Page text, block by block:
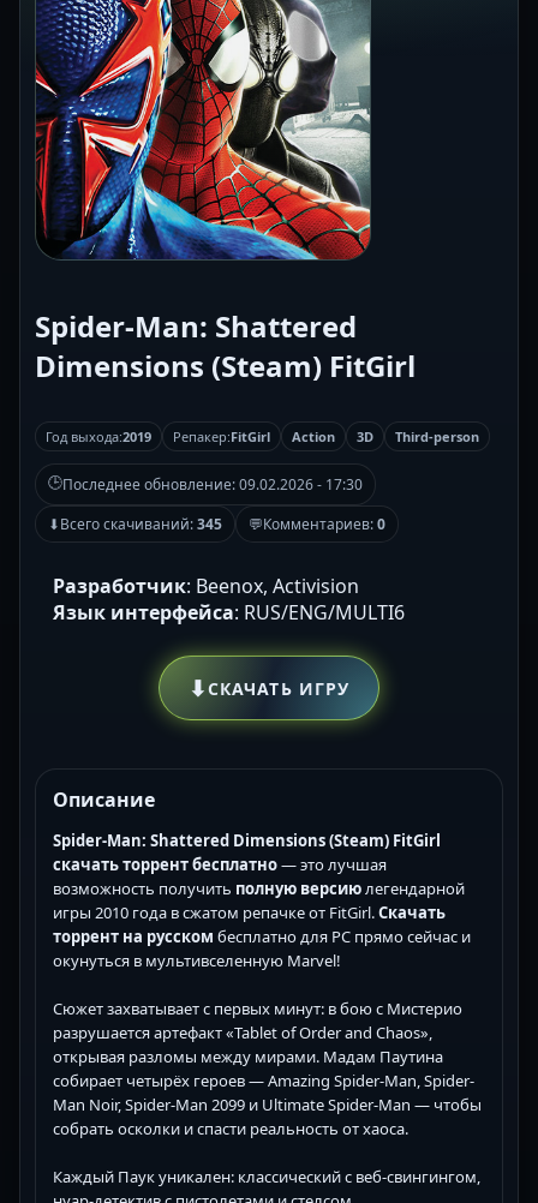
Spider-Man: Shattered
Dimensions (Steam) FitGirl
Год выхода:2019 Репакер:FitGirl Action 3D Third-person
🕒Последнее обновление:09.02.2026 - 17:30
⬇Всего скачиваний:345 💬Комментариев:0
Разработчик: Beenox, Activision
Язык интерфейса: RUS/ENG/MULTI6
⬇СКАЧАТЬ ИГРУ
Описание
Spider-Man: Shattered Dimensions (Steam) FitGirl
скачать торрент бесплатно— это лучшая
возможность получить полную версиюлегендарной
игры 2010 года в сжатом репачке от FitGirl.Скачать
торрент на русском бесплатно для PC прямо сейчас и
окунуться в мультивселенную Marvel!
Сюжет захватывает с первых минут: в бою с Мистерио
разрушается артефакт «Tablet of Order and Chaos»,
открывая разломы между мирами. Мадам Паутина
собирает четырёх героев — Amazing Spider-Man, Spider-
Man Noir, Spider-Man 2099 и Ultimate Spider-Man — чтобы
собрать осколки и спасти реальность от хаоса.
Каждый Паук уникален: классический с веб-свингингом,